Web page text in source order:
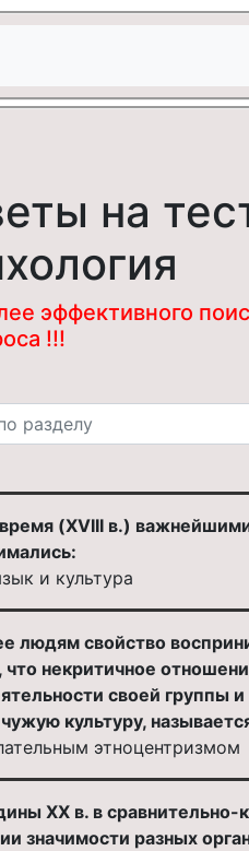
на
эффективного
!!!
(XVIII в.)
и культура
людям свойство
что некритичное
своей группы
культуру,
этноцентризмом
XX в. в сравнительно-
значимости разных